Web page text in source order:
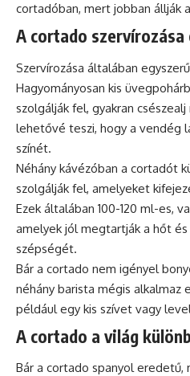
cortadóban, mert jobban állják
A cortado
Szervírozása általában
Hagyományosan kis
szolgálják fel, gyakran
lehetővé teszi, hogy a vendég
színét.
Néhány kávézóban a cortadót
szolgálják fel, amelyeket
Ezek általában 100-120 ml-es,
amelyek jól megtartják a hőt
szépségét.
Bár a cortado nem igényel
néhány barista mégis alkalmaz
például egy kis szívet vagy
A cortado a világ
Bár a cortado spanyol eredetű,